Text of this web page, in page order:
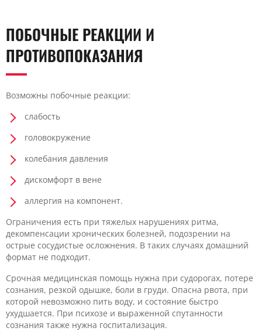
ПОБОЧНЫЕ РЕАКЦИИ И
ПРОТИВОПОКАЗАНИЯ
Возможны побочные реакции:
слабость
головокружение
колебания давления
дискомфорт в вене
аллергия на компонент.
Ограничения есть при тяжелых нарушениях ритма,
декомпенсации хронических болезней, подозрении на
острые сосудистые осложнения. В таких случаях домашний
формат не подходит.
Срочная медицинская помощь нужна при судорогах, потере
сознания, резкой одышке, боли в груди. Опасна рвота, при
которой невозможно пить воду, и состояние быстро
ухудшается. При психозе и выраженной спутанности
сознания также нужна госпитализация.